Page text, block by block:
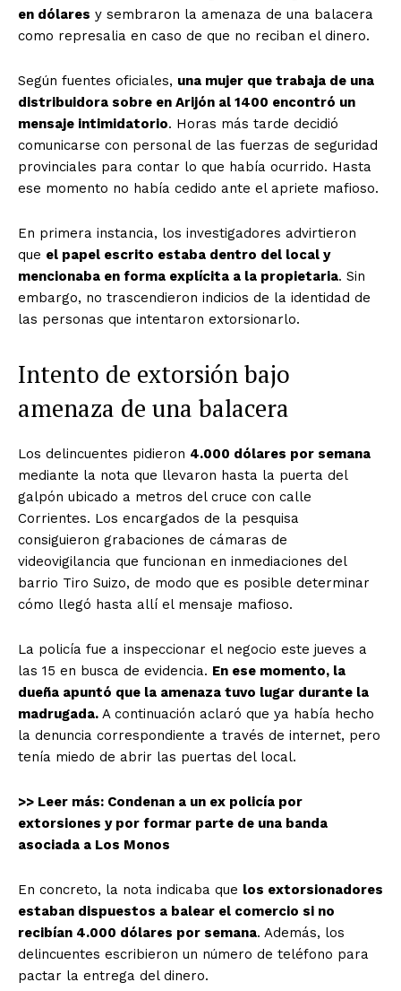
en dólares y sembraron la amenaza de una balacera
como represalia en caso de que no reciban el dinero.
Según fuentes oficiales, una mujer que trabaja de una
distribuidora sobre en Arijón al 1400 encontró un
mensaje intimidatorio. Horas más tarde decidió
comunicarse con personal de las fuerzas de seguridad
provinciales para contar lo que había ocurrido. Hasta
ese momento no había cedido ante el apriete mafioso.
En primera instancia, los investigadores advirtieron
que el papel escrito estaba dentro del local y
mencionaba en forma explícita a la propietaria. Sin
embargo, no trascendieron indicios de la identidad de
las personas que intentaron extorsionarlo.
Intento de extorsión bajo
amenaza de una balacera
Los delincuentes pidieron 4.000 dólares por semana
mediante la nota que llevaron hasta la puerta del
galpón ubicado a metros del cruce con calle
Corrientes. Los encargados de la pesquisa
consiguieron grabaciones de cámaras de
videovigilancia que funcionan en inmediaciones del
barrio Tiro Suizo, de modo que es posible determinar
cómo llegó hasta allí el mensaje mafioso.
La policía fue a inspeccionar el negocio este jueves a
las 15 en busca de evidencia. En ese momento, la
dueña apuntó que la amenaza tuvo lugar durante la
madrugada. A continuación aclaró que ya había hecho
la denuncia correspondiente a través de internet, pero
tenía miedo de abrir las puertas del local.
>> Leer más: Condenan a un ex policía por
extorsiones y por formar parte de una banda
asociada a Los Monos
En concreto, la nota indicaba que los extorsionadores
estaban dispuestos a balear el comercio si no
recibían 4.000 dólares por semana. Además, los
delincuentes escribieron un número de teléfono para
pactar la entrega del dinero.